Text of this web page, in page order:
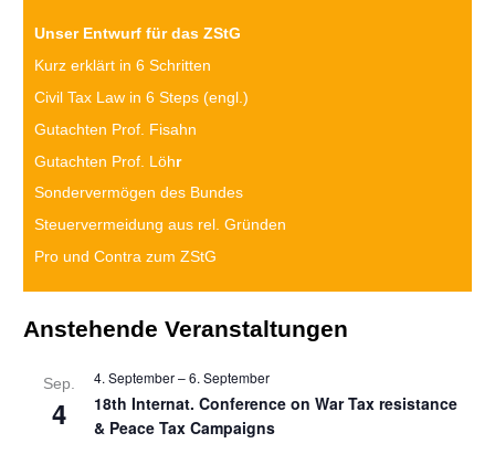
Unser Entwurf für das ZStG
Kurz erklärt in 6 Schritten
Civil Tax Law in 6 Steps (engl.)
Gutachten Prof. Fisahn
Gutachten Prof. Löhr
Sondervermögen des Bundes
Steuervermeidung aus rel. Gründen
Pro und Contra zum ZStG
Anstehende Veranstaltungen
Sep.
4
4. September–6. September
18th Internat. Conference on War Tax resistance
& Peace Tax Campaigns